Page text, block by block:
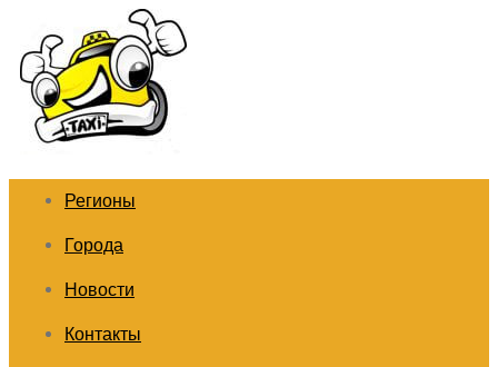
Регионы
Города
Новости
Контакты